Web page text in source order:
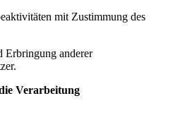
mit Zustimmung des
Erbringung anderer
Verarbeitung